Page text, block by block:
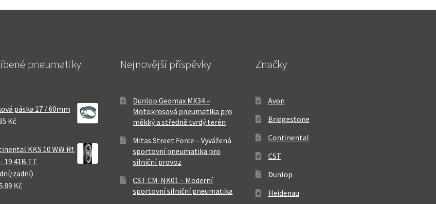
pneumatiky
páska 17 / 60mm
Kč
KKS 10 WW Rf.
19 41B TT
zadní)
Kč
Nejnovější příspěvky
Dunlop Geomax MX34 –
Motokrosová pneumatika pro
měkký a středně tvrdý terén
Mitas Street Force – Vyvážená
sportovní pneumatika pro
silniční provoz
CST CM-NK01 – Moderní
sportovní silniční pneumatika
Značky
Avon
Bridgestone
Continental
CST
Dunlop
Heidenau